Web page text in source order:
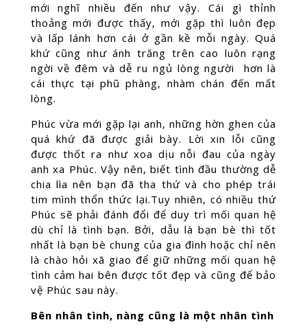
mới nghĩ nhiều đến như vậy. Cái gì thỉnh
thoảng mới được thấy, mới gặp thì luôn đẹp
và lấp lánh hơn cái ở gần kề mỗi ngày. Quá
khứ cũng như ánh trăng trên cao luôn rạng
ngời về đêm và dễ ru ngủ lòng người hơn là
cái thực tại phũ phàng, nhàm chán đến mất
lòng.
Phúc vừa mới gặp lại anh, những hờn ghen của
quá khứ đã được giải bày. Lời xin lỗi cũng
được thốt ra như xoa dịu nỗi đau của ngày
anh xa Phúc. Vậy nên, biết tình đầu thường dễ
chia lìa nên bạn đã tha thứ và cho phép trái
tim mình thổn thức lại.Tuy nhiên, có nhiều thứ
Phúc sẽ phải đánh đổi để duy trì mối quan hệ
dù chỉ là tình bạn. Bởi, dẫu là bạn bè thì tốt
nhất là bạn bè chung của gia đình hoặc chỉ nên
là chào hỏi xã giao để giữ những mối quan hệ
tình cảm hai bên được tốt đẹp và cũng để bảo
vệ Phúc sau này.
Bên nhân tình, nàng cũng là một nhân tình